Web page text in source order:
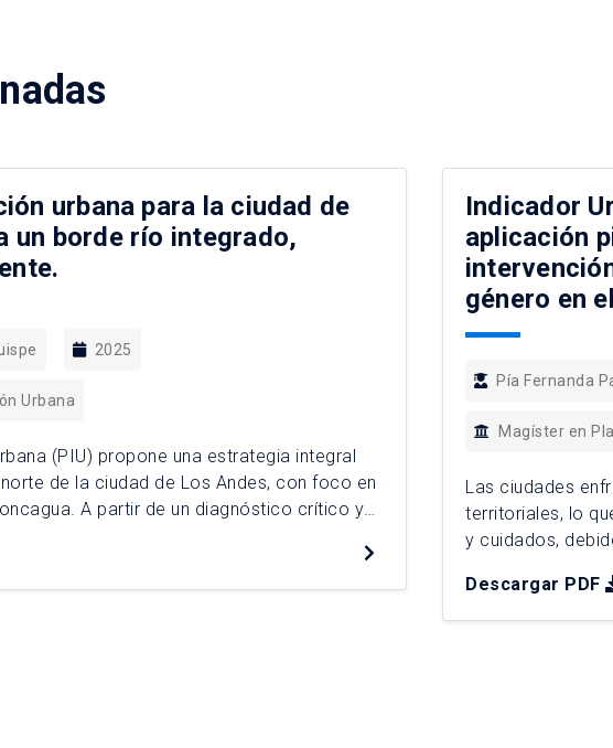
urbana para la ciudad de
un borde río integrado,
2025
Urbana
(PIU) propone una estrategia integral
de la ciudad de Los Andes, con foco en
A partir de un diagnóstico crítico y
la informalidad habitacional y la
Indicador
aplicación
género en
Pía Fernanda
Magíster en
Las ciudades
territoriales, lo
y cuidados,
Urbana propone
operacionaliza
Descargar PDF